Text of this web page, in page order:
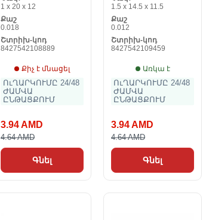
համար։ 5D
1 x 20 x 12
Քաշ
0.018
Շտրիխ-կոդ
8427542108889
Քիչ է մնացել
ՈւՂԱՐԿՈՒՄԸ 24/48
ԺԱՄՎԱ
ԸՆԹԱՑՔՈՒՄ
3.94 AMD
4.64 AMD
Գնել
1.5 x 14.5 x 11.5
Քաշ
0.012
Շտրիխ-կոդ
8427542109459
Առկա է
ՈւՂԱՐԿՈՒՄԸ 24/48
ԺԱՄՎԱ
ԸՆԹԱՑՔՈՒՄ
3.94 AMD
4.64 AMD
Գնել